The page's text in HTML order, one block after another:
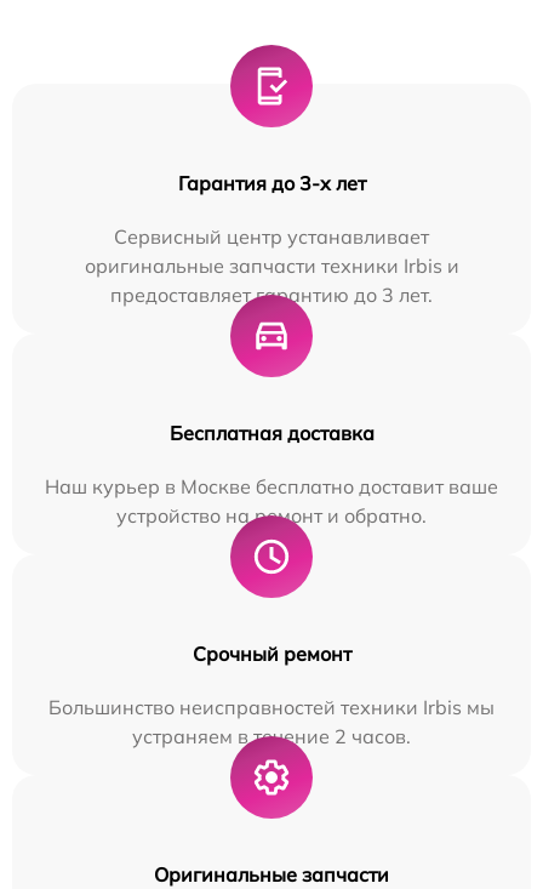
Гарантия до 3-х лет
Сервисный центр устанавливает
оригинальные запчасти техники Irbis и
предоставляет гарантию до 3 лет.
Бесплатная доставка
Наш курьер в Москве бесплатно доставит ваше
устройство на ремонт и обратно.
Срочный ремонт
Большинство неисправностей техники Irbis мы
устраняем в течение 2 часов.
Оригинальные запчасти